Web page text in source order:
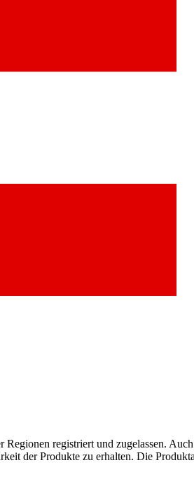
registriert und zugelassen.
der Produkte zu erhalten. Die